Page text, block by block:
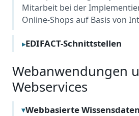
Mitarbeit bei der
Online-Shops auf Basis von
EDIFACT-Schnittstellen
Webanwendungen
Webservices
Webbasierte